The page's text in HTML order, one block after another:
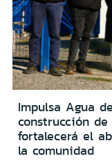
Impulsa Agua
construcción
fortalecerá el
la comunidad